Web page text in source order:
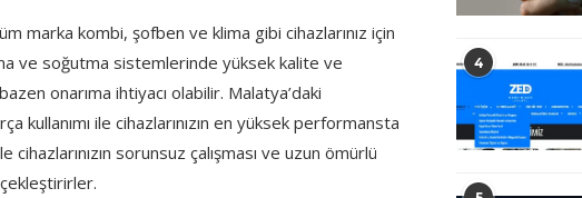
marka kombi, şofben ve klima gibi cihazlarınız için
ve soğutma sistemlerinde yüksek kalite ve
onarıma ihtiyacı olabilir. Malatya’daki
ile cihazlarınızın en yüksek performansta
cihazlarınızın sorunsuz çalışması ve uzun ömürlü
4